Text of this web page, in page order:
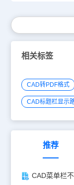
相关标签
CAD转PDF格式
CAD标题栏显示
推荐
CAD菜单栏